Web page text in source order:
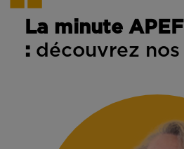
La minute APEF
: découvrez